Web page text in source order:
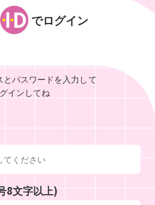
でログイン
とパスワードを入力して
インしてね
8文字以上)